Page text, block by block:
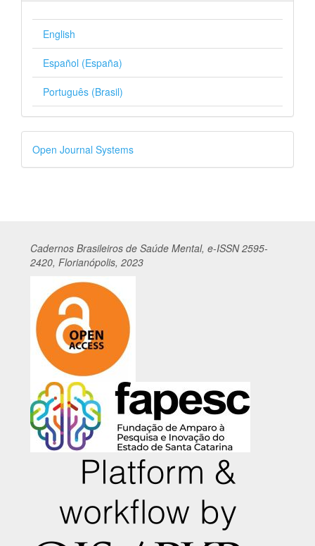
English
Español (España)
Português (Brasil)
Desenvolvido
por
Open Journal Systems
Cadernos Brasileiros de Saúde Mental, e-ISSN 2595-
2420, Florianópolis, 2023